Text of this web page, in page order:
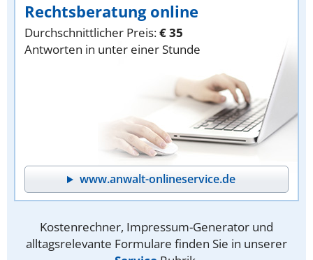
Rechtsberatung online
Durchschnittlicher Preis:€ 35
Antworten in unter einer Stunde
www.anwalt-onlineservice.de
Kostenrechner, Impressum-Generator und
alltagsrelevante Formulare finden Sie in unserer